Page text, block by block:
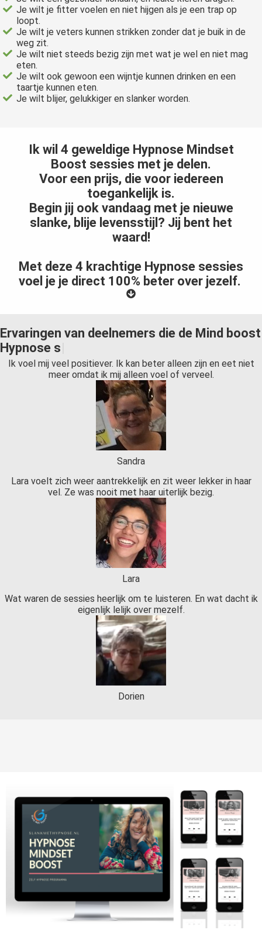
Je wilt je fitter voelen en niet hijgen als je een trap op
loopt.
Je wilt je veters kunnen strikken zonder dat je buik in de
weg zit.
Je wilt niet steeds bezig zijn met wat je wel en niet mag
eten.
Je wilt ook gewoon een wijntje kunnen drinken en een
taartje kunnen eten.
Je wilt blijer, gelukkiger en slanker worden.
Ik wil 4 geweldige Hypnose Mindset
Boost sessies met je delen.
Voor een prijs, die voor iedereen
toegankelijk is.
Begin jij ook vandaag met je nieuwe
slanke, blije levensstijl? Jij bent het
waard!
Met deze 4 krachtige Hypnose sessies
voel je je direct 100% beter over jezelf.
Ervaringen van dee nemers die de Mind boost
Hypnose s
Ik voel mij veel positiever. Ik kan beter alleen zijn en eet niet
meer omdat ik mij alleen voel of verveel.
Sandra
Lara voelt zich weer aantrekkelijk en zit weer lekker in haar
vel. Ze was nooit met haar uiterlijk bezig.
Lara
Wat waren de sessies heerlijk om te luisteren. En wat dacht ik
eigenlijk lelijk over mezelf.
Dorien